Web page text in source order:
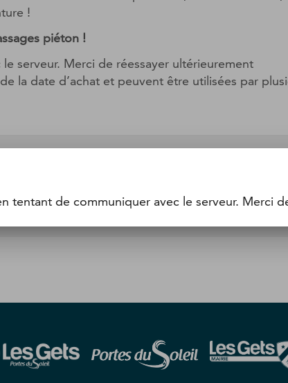
!
piéton !
serveur. Merci de réessayer ultérieurement
la date d’achat et peuvent être utilisées par
tentant de communiquer avec le serveur. Merci